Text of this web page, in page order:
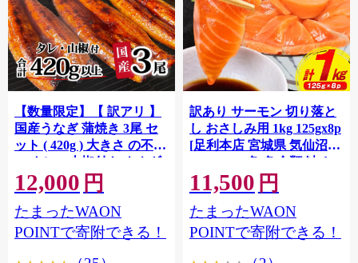
【数量限定】【 訳アリ 】
国産うなぎ 蒲焼き 3尾 セ
ット ( 420g ) 大きさ の不揃
い タレ・山椒付き ウナギ
鰻 ふぞろい 不揃い うな重
ひつまぶし 人気 茨城 八千
代町 ふるさと納税 冷凍
[SF951ya]
12,000 円
たまったWAON
POINTで寄附できる！
訳あり サーモン 切り落と
し おさしみ用 1kg 125gx8p
[足利本店 宮城県 気仙沼市
20564313] 魚 魚介類 鮭 お
刺し身 刺し身 刺身 生 生食
個包装 チリ銀鮭 銀鮭 海鮮
海鮮丼 魚介
11,500 円
たまったWAON
POINTで寄附できる！